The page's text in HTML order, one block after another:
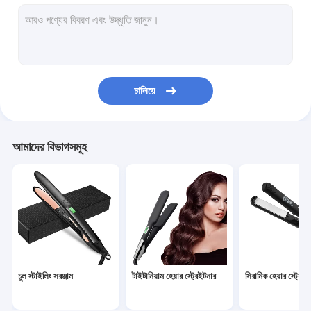
ওয়্যারলেস চুলের সরঞ্জাম
ব্রাশহীন হেয়ার ড্রায়ার
মিনি হেয়ার স্টাইলিং টুলস
কর্ডলেস হেয়ার ট্রিমার
চালিয়ে
আমাদের বিভাগসমূহ
চুল স্টাইলিং সরঞ্জাম টাইটানিয়াম হেয়ার স্ট্রেইটনার সিরামিক হেয়ার